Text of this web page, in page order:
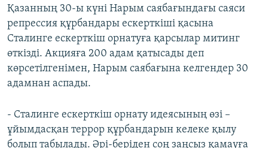
Қазанның 30-ы күні Нарым саябағындағы саяси
репрессия құрбандары ескерткіші қасына
Сталинге ескерткіш орнатуға қарсылар митинг
өткізді. Акцияға 200 адам қатысады деп
көрсетілгенімен, Нарым саябағына келгендер 30
адамнан аспады.
- Сталинге ескерткіш орнату идеясының өзі –
ұйымдасқан террор құрбандарын келеке қылу
болып табылады. Әрі-беріден соң заңсыз қамауға